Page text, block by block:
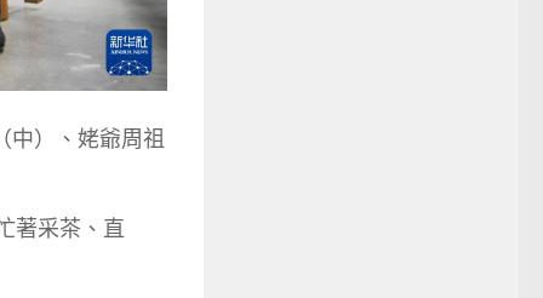
中）、姥爺周祖
著采茶、直